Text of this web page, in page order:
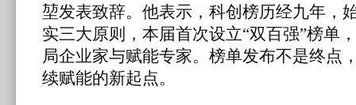
堃发表致辞。他表示，科创榜历经九年，
实三大原则，本届首次设立“双百强”榜单
局企业家与赋能专家。榜单发布不是终点
续赋能的新起点。